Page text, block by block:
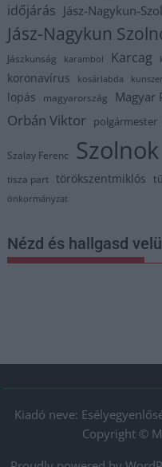
időjárás Jász-Nagykun-
Jász-Nagykun
Jászkunság karambol Karcag
koronavírus kosárlabda
lopás magyarország Magyar
Orbán Viktor polgármester
Szalay Ferenc Szolnok
tisza part törökszentmiklós
önkormányzat
Nézd és hallgasd
Kiadó neve:
Copyright ©